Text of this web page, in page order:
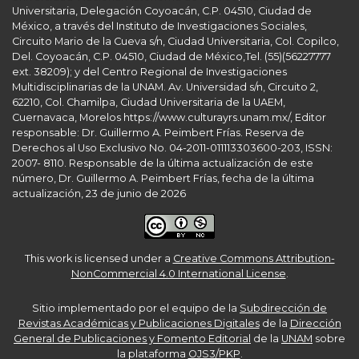
Universitaria, Delegación Coyoacán, C.P. 04510, Ciudad de
México, a través del Instituto de Investigaciones Sociales,
Circuito Mario de la Cueva s/n, Ciudad Universitaria, Col. Copilco,
Del. Coyoacán, C.P. 04510, Ciudad de México,Tel. (55)(56227777
ext. 38209); y del Centro Regional de Investigaciones
Multidisciplinarias de la UNAM. Av. Universidad s/n, Circuito 2,
62210, Col. Chamilpa, Ciudad Universitaria de la UAEM,
Cuernavaca, Morelos https://www.culturayrs.unam.mx/, Editor
responsable: Dr. Guillermo A. Peimbert Frías. Reserva de
Derechos al Uso Exclusivo No. 04-2011-011113303600-203, ISSN:
2007- 8110. Responsable de la última actualización de este
número, Dr. Guillermo A. Peimbert Frías, fecha de la última
actualización, 23 de junio de 2026
This work is licensed under a Creative Commons Attribution-
NonCommercial 4.0 International License
Sitio implementado por el equipo de la Subdirección de
Revistas Académicas y Publicaciones Digitalesde la Dirección
General de Publicaciones y Fomento Editorial de la UNAM sobre
la plataforma OJS3/PKP